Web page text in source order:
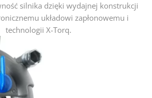
silnika dzięki wydajnej konstrukcji
układowi zapłonowemu i
technologii X-Torq.